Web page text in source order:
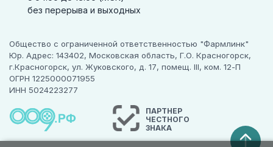
без перерыва и выходных
Общество с ограниченной ответственностью "Фармлинк"
Юр. Адрес: 143402, Московская область, Г.О. Красногорск,
г.Красногорск, ул. Жуковского, д. 17, помещ. III, ком. 12-П
ОГРН 1225000071955
ИНН 5024223277
ПАРТНЕР
ЧЕСТНОГО
ЗНАКА